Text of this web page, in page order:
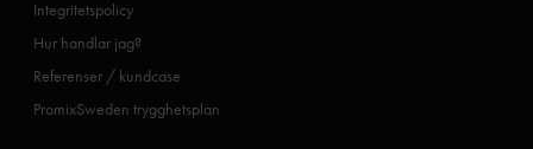
Integritetspolicy
Hur handlar jag?
Referenser / kundcase
PromixSweden trygghetsplan